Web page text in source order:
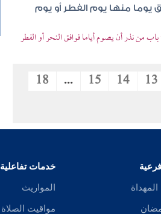
يوما منها يوم الفطر أو يوم
من نذر أن يصوم أياما فوافق النحر أو الفطر
13
14
15
...
18
المهداة
خدمات تفاعلية
المواريث
مواقيت الصلاة